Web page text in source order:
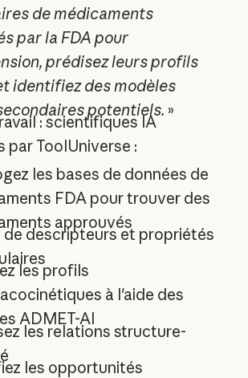
de médicaments
par la FDA pour
prédisez leurs profils
identifiez des modèles
potentiels. »
: scientifiques IA
par ToolUniverse :
les bases de données de
FDA pour trouver des
approuvés
de descripteurs et propriétés
les profils
à l'aide des
ADMET-AI
les relations structure-
les opportunités